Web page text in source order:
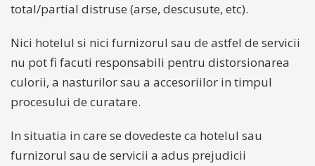
total/partial distruse (arse, descusute, etc).
Nici hotelul si nici furnizorul sau de astfel de servicii
nu pot fi facuti responsabili pentru distorsionarea
culorii, a nasturilor sau a accesoriilor in timpul
procesului de curatare.
In situatia in care se dovedeste ca hotelul sau
furnizorul sau de servicii a adus prejudicii